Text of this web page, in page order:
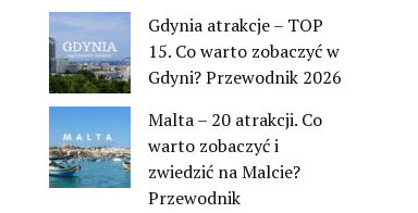
Gdynia atrakcje – TOP
15. Co warto zobaczyć w
Gdyni? Przewodnik 2026
Malta – 20 atrakcji. Co
warto zobaczyć i
zwiedzić na Malcie?
Przewodnik